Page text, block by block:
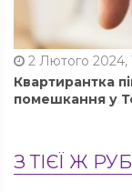
2 Лютого 2024,
Квартирантка
помешкання у
З ТІЄЇ Ж